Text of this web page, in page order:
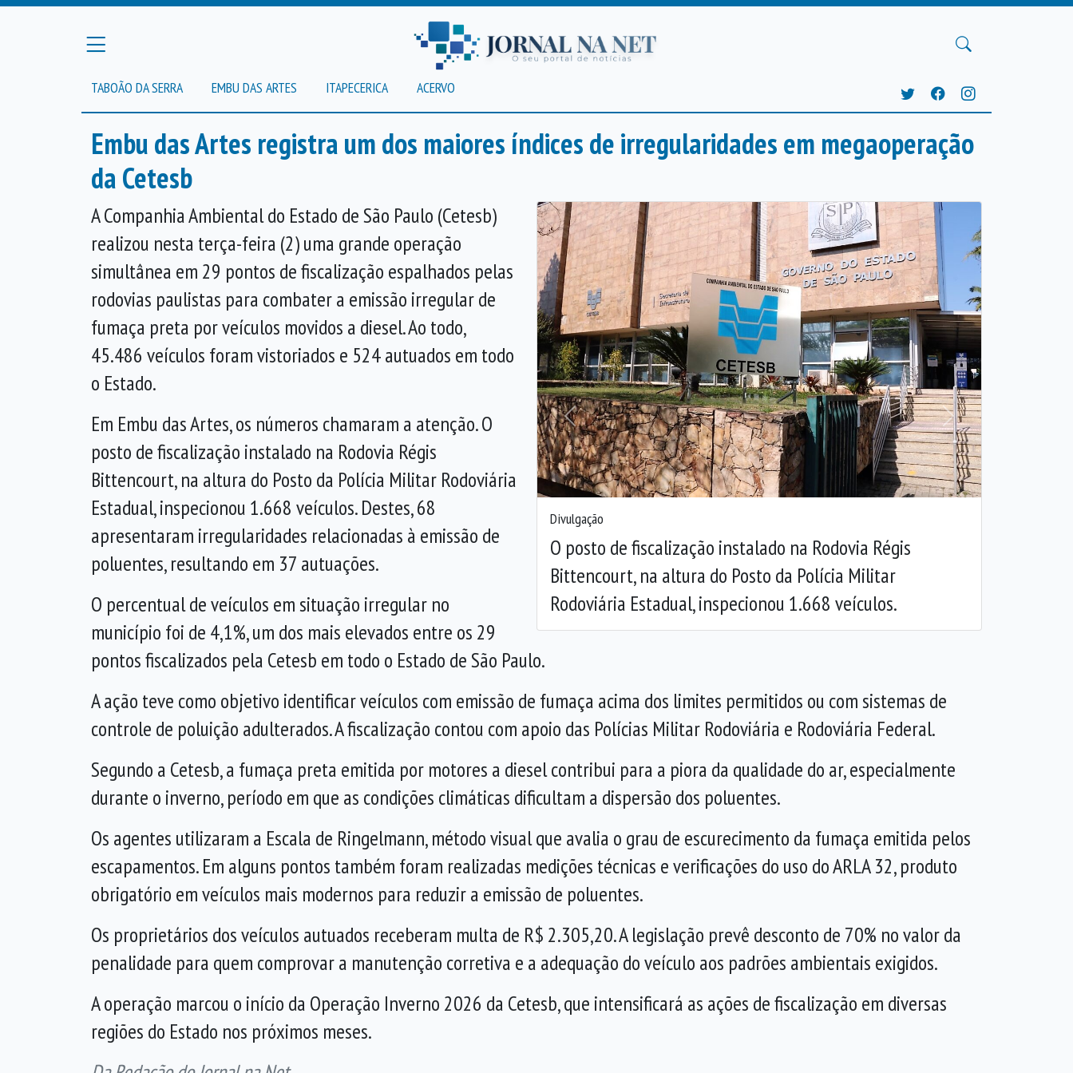
TABOÃO DA SERRA EMBU DAS ARTES ITAPECERICA ACERVO
Embu das Artes registra um dos maiores índices de irregularidades em megaoperação
da Cetesb
Divulgação
O posto de fiscalização instalado na Rodovia Régis
Bittencourt, na altura do Posto da Polícia Militar
Rodoviária Estadual, inspecionou 1.668 veículos.
Anterior Próxima
A Companhia Ambiental do Estado de São Paulo (Cetesb)
realizou nesta terça-feira (2) uma grande operação
simultânea em 29 pontos de fiscalização espalhados pelas
rodovias paulistas para combater a emissão irregular de
fumaça preta por veículos movidos a diesel. Ao todo,
45.486 veículos foram vistoriados e 524 autuados em todo
o Estado.
Em Embu das Artes, os números chamaram a atenção. O
posto de fiscalização instalado na Rodovia Régis
Bittencourt, na altura do Posto da Polícia Militar Rodoviária
Estadual, inspecionou 1.668 veículos. Destes, 68
apresentaram irregularidades relacionadas à emissão de
poluentes, resultando em 37 autuações.
O percentual de veículos em situação irregular no
município foi de 4,1%, um dos mais elevados entre os 29
pontos fiscalizados pela Cetesb em todo o Estado de São Paulo.
A ação teve como objetivo identificar veículos com emissão de fumaça acima dos limites permitidos ou com sistemas de
controle de poluição adulterados. A fiscalização contou com apoio das Polícias Militar Rodoviária e Rodoviária Federal.
Segundo a Cetesb, a fumaça preta emitida por motores a diesel contribui para a piora da qualidade do ar, especialmente
durante o inverno, período em que as condições climáticas dificultam a dispersão dos poluentes.
Os agentes utilizaram a Escala de Ringelmann, método visual que avalia o grau de escurecimento da fumaça emitida pelos
escapamentos. Em alguns pontos também foram realizadas medições técnicas e verificações do uso do ARLA 32, produto
obrigatório em veículos mais modernos para reduzir a emissão de poluentes.
Os proprietários dos veículos autuados receberam multa de R$ 2.305,20. A legislação prevê desconto de 70% no valor da
penalidade para quem comprovar a manutenção corretiva e a adequação do veículo aos padrões ambientais exigidos.
A operação marcou o início da Operação Inverno 2026 da Cetesb, que intensificará as ações de fiscalização em diversas
regiões do Estado nos próximos meses.